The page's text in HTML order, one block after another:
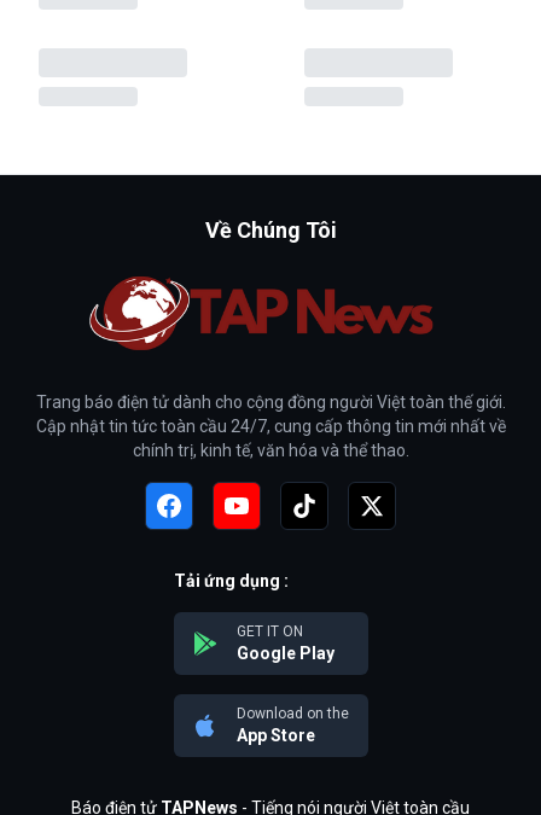
Về Chúng Tôi
Trang báo điện tử dành cho cộng đồng người Việt toàn thế giới.
Cập nhật tin tức toàn cầu 24/7, cung cấp thông tin mới nhất về
chính trị, kinh tế, văn hóa và thể thao.
Tải ứng dụng :
GET IT ON
Google Play
Download on the
App Store
Báo điện tử TAPNews - Tiếng nói người Việt toàn cầu